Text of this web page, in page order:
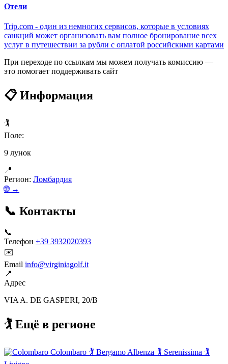
Отели
Trip.com - один из немногих сервисов, которые в условиях
санкций может организовать вам полное бронирование всех
услуг в путешествии за рубли с оплатой российскими картами
При переходе по ссылкам мы можем получать комиссию —
это помогает поддерживать сайт
📋 Информация
🏌️
Поле:
9 лунок
📍
Регион: Ломбардия
🌐 →
📞 Контакты
📞
Телефон +39 3932020393
✉️
Email info@virginiagolf.it
📍
Адрес
VIA A. DE GASPERI, 20/B
🏌️ Ещё в регионе
Colombaro 🏌️ Bergamo Albenza 🏌️ Serenissima 🏌️